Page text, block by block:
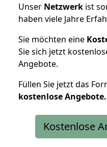
Unser Netzwerk ist
haben viele Jahre
Sie möchten eine
Sie sich jetzt
Angebote.
Füllen Sie jetzt das
kostenloseAngebote.
Kostenlose